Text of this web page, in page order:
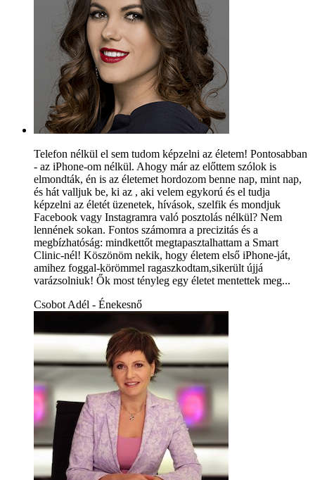
Telefon nélkül el sem tudom képzelni az életem! Pontosabban
- az iPhone-om nélkül. Ahogy már az előttem szólok is
elmondták, én is az életemet hordozom benne nap, mint nap,
és hát valljuk be, ki az , aki velem egykorú és el tudja
képzelni az életét üzenetek, hívások, szelfik és mondjuk
Facebook vagy Instagramra való posztolás nélkül? Nem
lennének sokan. Fontos számomra a precizitás és a
megbízhatóság: mindkettőt megtapasztalhattam a Smart
Clinic-nél! Köszönöm nekik, hogy életem első iPhone-ját,
amihez foggal-körömmel ragaszkodtam,sikerült újjá
varázsolniuk! Ők most tényleg egy életet mentettek meg...
Csobot Adél - Énekesnő